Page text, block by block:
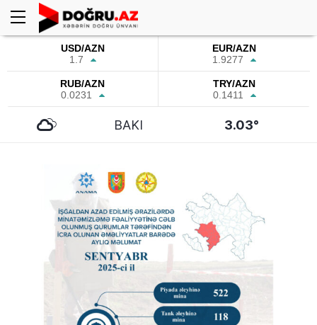
USD/AZN
1.7
EUR/AZN
1.9277
RUB/AZN
0.0231
TRY/AZN
0.1411
BAKI 3.03°